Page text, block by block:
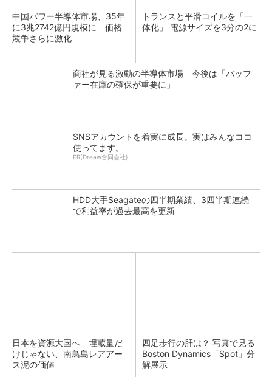
中国パワー半導体市場、35年
に3兆2742億円規模に 価格
競争さらに激化
トランスと平滑コイルを「一
体化」 電源サイズを3分の2に
商社が見る激動の半導体市場 今後は「バッフ
ァー在庫の確保が重要に」
SNSアカウントを着実に成長。実はみんなココ
使ってます。
PR(Dreaw合同会社)
HDD大手Seagateの四半期業績、3四半期連続
で利益率が過去最高を更新
日本を資源大国へ 埋蔵量だ
けじゃない、南鳥島レアアー
ス泥の価値
四足歩行の肝は？ 写真で見る
Boston Dynamics「Spot」分
解展示